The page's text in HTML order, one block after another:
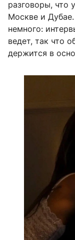
разговоры, что
Москве и
немного:
ведет, так что
держится в